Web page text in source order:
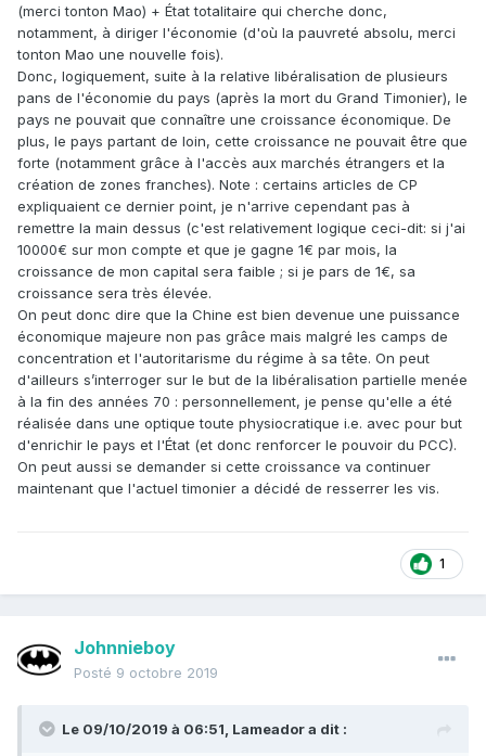
(merci tonton Mao) + État totalitaire qui cherche donc,
notamment, à diriger l'économie (d'où la pauvreté absolu, merci
tonton Mao une nouvelle fois).
Donc, logiquement, suite à la relative libéralisation de plusieurs
pans de l'économie du pays (après la mort du Grand Timonier), le
pays ne pouvait que connaître une croissance économique. De
plus, le pays partant de loin, cette croissance ne pouvait être que
forte (notamment grâce à l'accès aux marchés étrangers et la
création de zones franches). Note : certains articles de CP
expliquaient ce dernier point, je n'arrive cependant pas à
remettre la main dessus (c'est relativement logique ceci-dit: si j'ai
10000€ sur mon compte et que je gagne 1€ par mois, la
croissance de mon capital sera faible ; si je pars de 1€, sa
croissance sera très élevée.
On peut donc dire que la Chine est bien devenue une puissance
économique majeure non pas grâce mais malgré les camps de
concentration et l'autoritarisme du régime à sa tête. On peut
d'ailleurs s’interroger sur le but de la libéralisation partielle menée
à la fin des années 70 : personnellement, je pense qu'elle a été
réalisée dans une optique toute physiocratique i.e. avec pour but
d'enrichir le pays et l'État (et donc renforcer le pouvoir du PCC).
On peut aussi se demander si cette croissance va continuer
maintenant que l'actuel timonier a décidé de resserrer les vis.
1
Johnnieboy
Posté 9 octobre 2019
Le 09/10/2019 à 06:51, Lameadora dit :